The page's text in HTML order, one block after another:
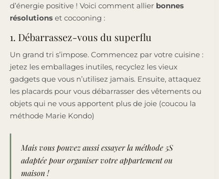
d’énergie positive ! Voici comment allier bonnes
résolutions et cocooning :
1. Débarrassez-vous du superflu
Un grand tri s’impose. Commencez par votre cuisine :
jetez les emballages inutiles, recyclez les vieux
gadgets que vous n’utilisez jamais. Ensuite, attaquez
les placards pour vous débarrasser des vêtements ou
objets qui ne vous apportent plus de joie (coucou la
méthode Marie Kondo)
Mais vous pouvez aussi essayer laméthode 5S
adaptée pour organiser votre appartement ou
maison!